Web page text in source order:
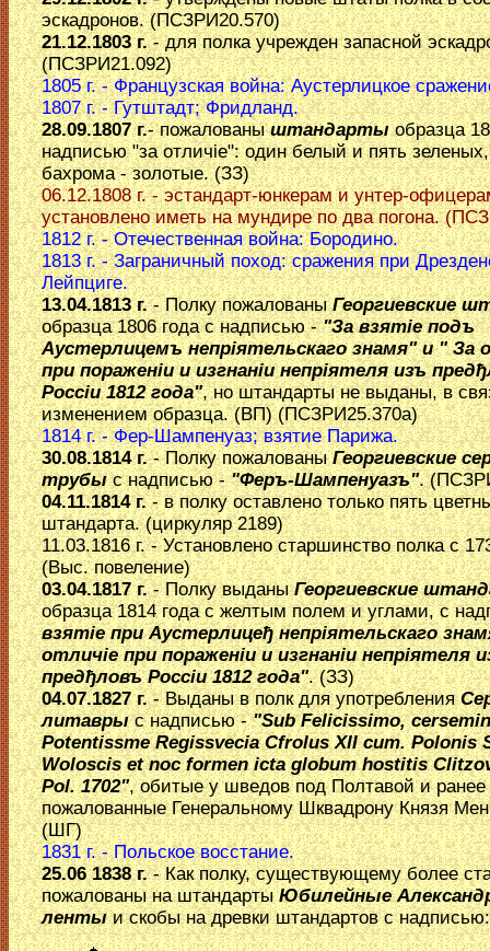
эскадронов. (ПСЗРИ20.570)
21.12.1803 г.- для полка учрежден запасной
(ПСЗРИ21.092)
1805 г. - Французская война: Аустерлицкое
1807 г. - Гутштадт; Фридланд.
28.09.1807 г.- пожалованыштандартыобразца
надписью "за отличiе": один белый и пять
бахрома - золотые. (ЗЗ)
06.12.1808 г. - эстандарт-юнкерам и унтер-
установлено иметь на мундире по два погона.
1812 г. - Отечественная война: Бородино.
1813 г. - Заграничный поход: сражения при
Лейпциге.
13.04.1813 г.- Полку пожалованыГеоргиевские
образца 1806 года с надписью -"За взятiе подъ
Аустерлицемъ непрiятельскаго знамя" и " За
при пораженiи и изгнанiи непрiятеля изъ
Россiи 1812 года", но штандарты не выданы, в
изменением образца. (ВП) (ПСЗРИ25.370а)
1814 г. - Фер-Шампенуаз; взятие Парижа.
30.08.1814 г.- Полку пожалованыГеоргиевские
трубыс надписью -"Феръ-Шампенуазъ".
04.11.1814 г.- в полку оставлено только пять
штандарта. (циркуляр 2189)
11.03.1816 г. - Установлено старшинство полка с
(Выс. повеление)
03.04.1817 г.- Полку выданыГеоргиевские
образца 1814 года с желтым полем и углами, с
взятiе при Аустерлицеђ непрiятельскаго
отличiе при пораженiи и изгнанiи непрiятеля
предђловъ Россiи 1812 года". (ЗЗ)
04.07.1827 г.- Выданы в полк для употребления
литаврыс надписью -"Sub Felicissimo,
Potentissme Regissvecia Cfrolus XII cum. Polonis
Woloscis et noc formen icta globum hostitis
Pol. 1702", обитые у шведов под Полтавой и ранее
пожалованные Генеральному Шквадрону Князя
(ШГ)
1831 г. - Польское восстание.
25.06 1838 г.- Как полку, существующему более
пожалованы на штандартыЮбилейные
лентыи скобы на древки штандартов с надписью: